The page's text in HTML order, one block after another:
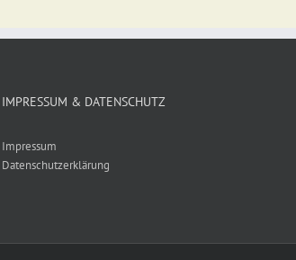
IMPRESSUM & DATENSCHUTZ
Impressum
Datenschutzerklärung